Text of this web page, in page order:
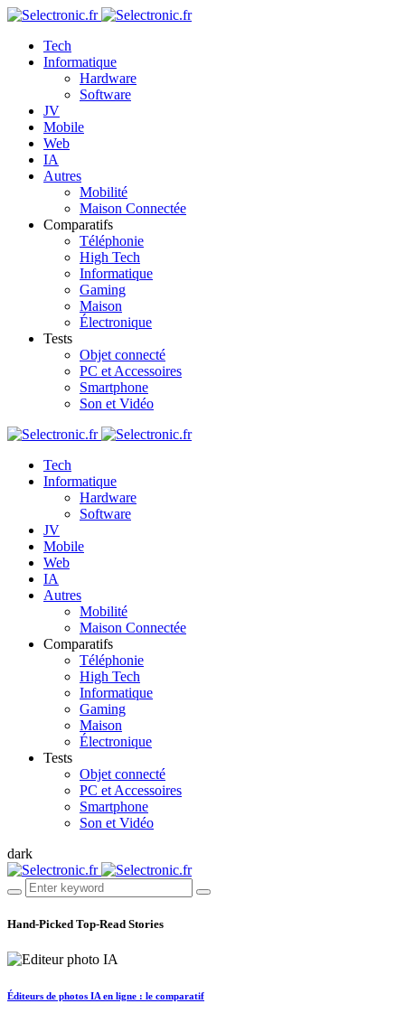
Tech
Informatique
Hardware
Software
JV
Mobile
Web
IA
Autres
Mobilité
Maison Connectée
Comparatifs
Téléphonie
High Tech
Informatique
Gaming
Maison
Électronique
Tests
Objet connecté
PC et Accessoires
Smartphone
Son et Vidéo
Tech
Informatique
Hardware
Software
JV
Mobile
Web
IA
Autres
Mobilité
Maison Connectée
Comparatifs
Téléphonie
High Tech
Informatique
Gaming
Maison
Électronique
Tests
Objet connecté
PC et Accessoires
Smartphone
Son et Vidéo
dark
Hand-Picked Top-Read Stories
Éditeurs de photos IA en ligne : le comparatif